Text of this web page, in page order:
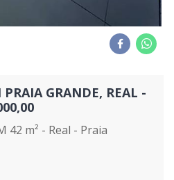
GRANDE, REAL -
42 m² - Real - Praia